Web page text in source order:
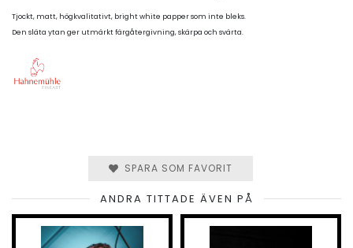
Tjockt, matt, högkvalitativt, bright white papper som inte bleks.
Den släta ytan ger utmärkt färgåtergivning, skärpa och svärta.
SPARA SOM FAVORIT
ANDRA TITTADE ÄVEN PÅ